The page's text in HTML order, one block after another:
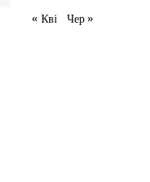
« Кві Чер »